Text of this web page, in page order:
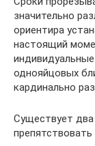
значительно
ориентира
настоящий
однояйцовых
кардинально
Существует